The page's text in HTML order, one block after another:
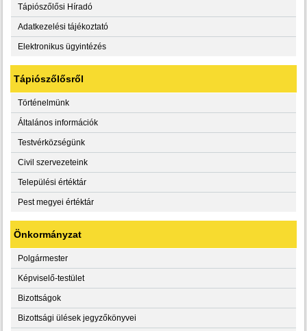
Tápiószőlősi Híradó
Adatkezelési tájékoztató
Elektronikus ügyintézés
Tápiószőlősről
Történelmünk
Általános információk
Testvérközségünk
Civil szervezeteink
Települési értéktár
Pest megyei értéktár
Önkormányzat
Polgármester
Képviselő-testület
Bizottságok
Bizottsági ülések jegyzőkönyvei